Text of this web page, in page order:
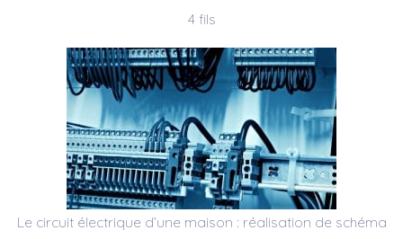
4 fils
Le circuit électrique d’une maison : réalisation de schéma